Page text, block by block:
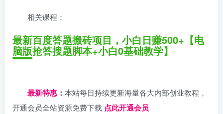
相关课程：
最新百度答题搬砖项目，小白日赚500+【电
脑版抢答搜题脚本+小白0基础教学】
最新特惠 ： 本站每日持续更新海量各大内部创业教程，
开通会员全站资源免费下载 点此开通会员